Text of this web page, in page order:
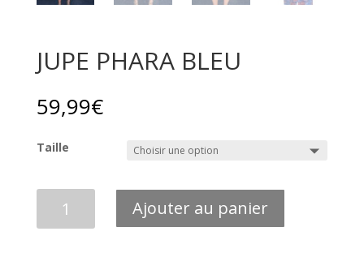
JUPE PHARA BLEU
59,99€
Taille
Ajouter au panier